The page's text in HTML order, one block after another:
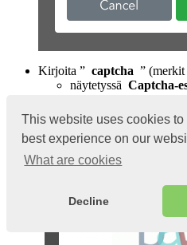
This website uses cookies
best experience on our
What are cookies
Decline
Kirjoita ” captcha ”
näytetyssä Captcha-
luomishetken merkit,
merkkejä.